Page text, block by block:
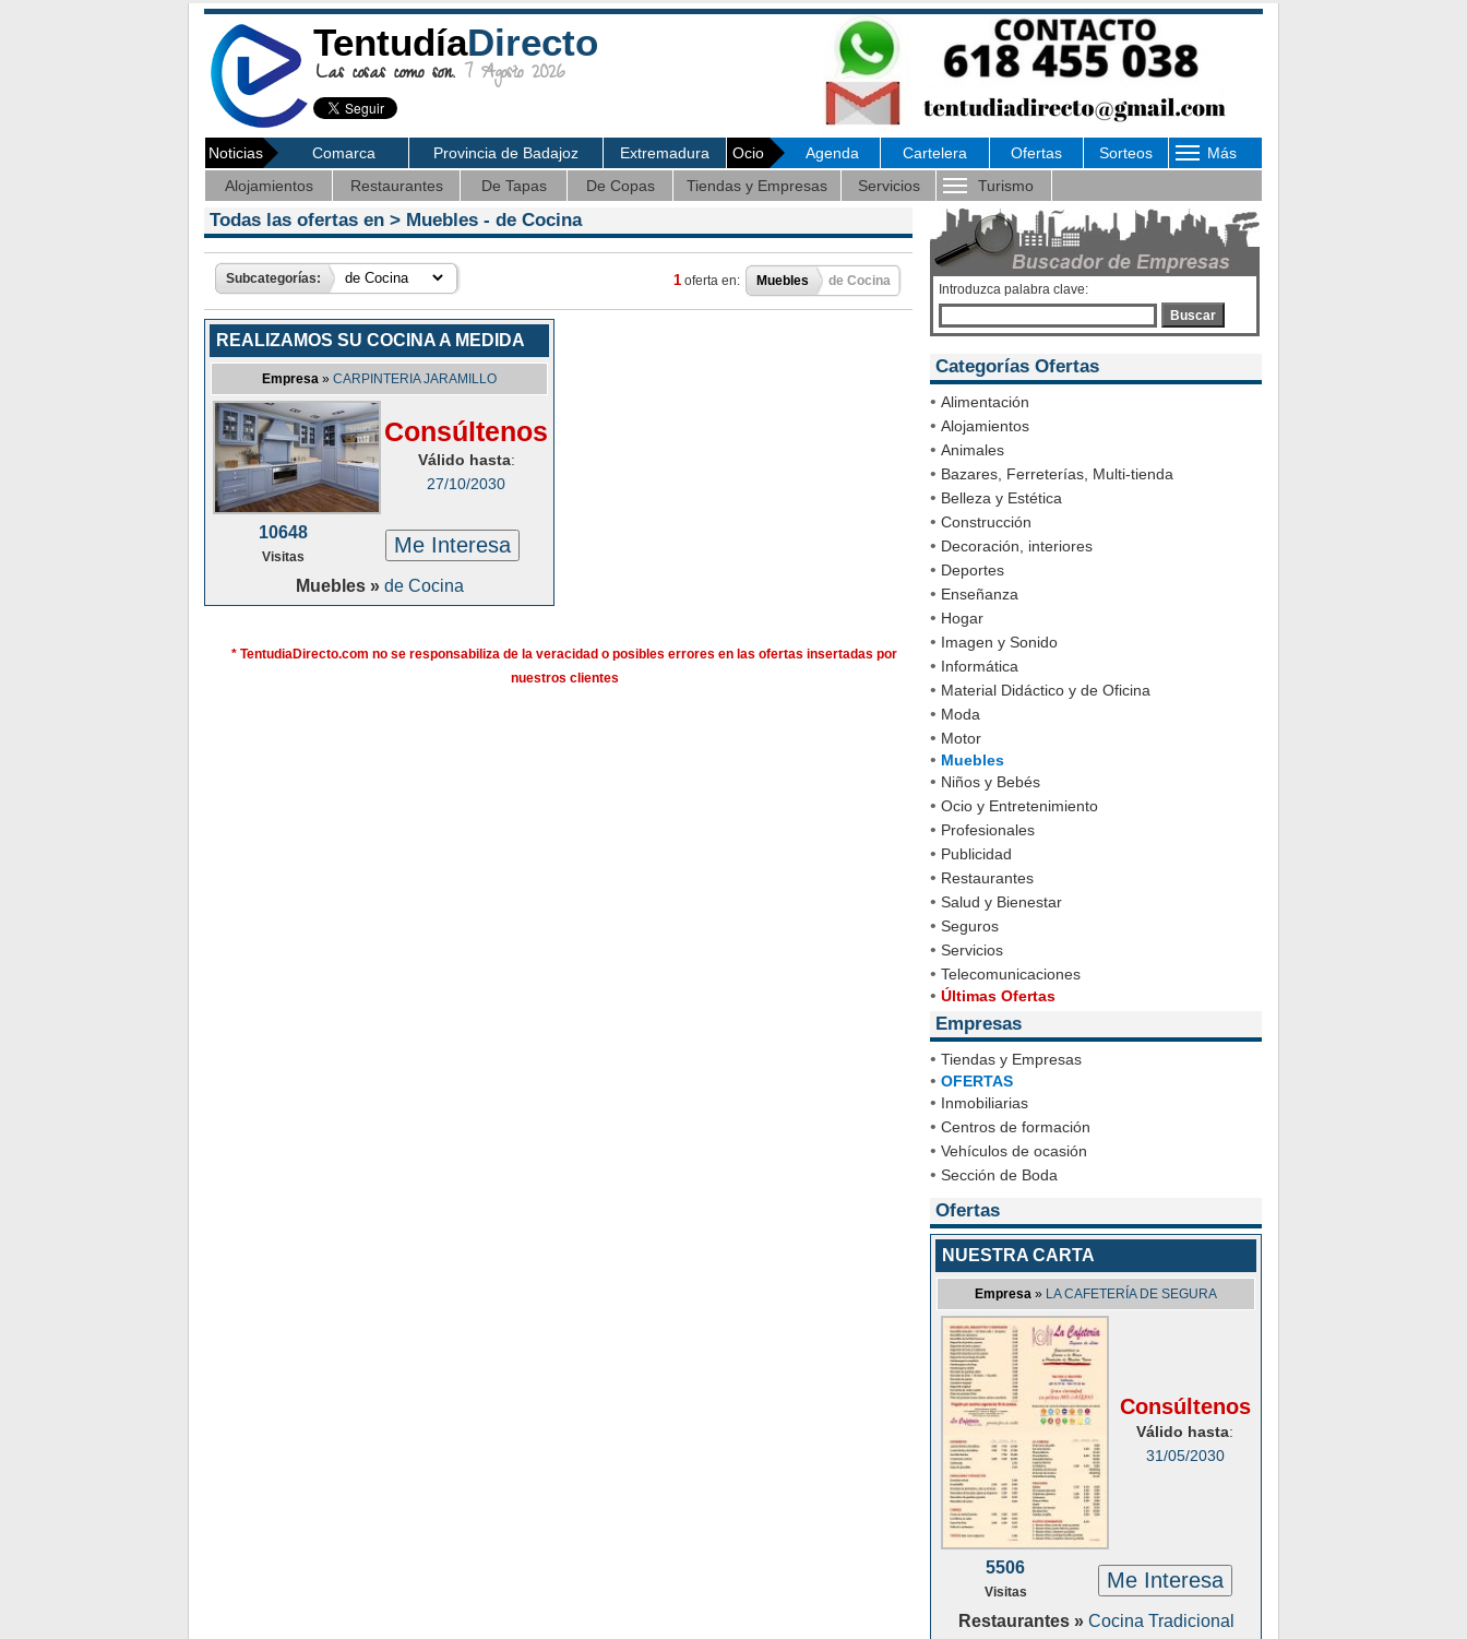
TentudíaDirecto
Las cosas como son. 7 Agosto 2026
Noticias Comarca Provincia de Badajoz Extremadura Ocio Agenda Cartelera Ofertas Sorteos
Más
Alojamientos
Restaurantes De Tapas De Copas Tiendas y Empresas Servicios Turismo
Todas las ofertas en > Muebles - de Cocina
Subcategorías: 1 oferta en: Muebles de Cocina
REALIZAMOS SU COCINA A MEDIDA
Empresa » CARPINTERIA JARAMILLO
Consúltenos
Válido hasta:
27/10/2030
10648
Visitas Me Interesa
Muebles » de Cocina
* TentudiaDirecto.com no se responsabiliza de la veracidad o posibles errores en las ofertas insertadas por
nuestros clientes
Introduzca palabra clave:
Buscar
Categorías Ofertas
• Alimentación
• Alojamientos
• Animales
• Bazares, Ferreterías, Multi-tienda
• Belleza y Estética
• Construcción
• Decoración, interiores
• Deportes
• Enseñanza
• Hogar
• Imagen y Sonido
• Informática
• Material Didáctico y de Oficina
• Moda
• Motor
• Muebles
• Niños y Bebés
• Ocio y Entretenimiento
• Profesionales
• Publicidad
• Restaurantes
• Salud y Bienestar
• Seguros
• Servicios
• Telecomunicaciones
• Últimas Ofertas
Empresas
• Tiendas y Empresas
• OFERTAS
• Inmobiliarias
• Centros de formación
• Vehículos de ocasión
• Sección de Boda
Ofertas
NUESTRA CARTA
Empresa » LA CAFETERÍA DE SEGURA
Consúltenos
Válido hasta:
31/05/2030
5506
Visitas Me Interesa
Restaurantes » Cocina Tradicional